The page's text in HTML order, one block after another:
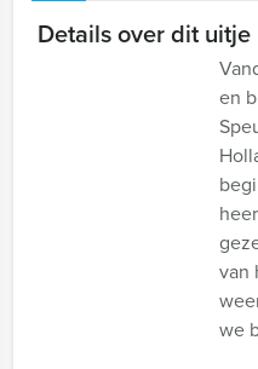
Details over dit uitje
en
van
we